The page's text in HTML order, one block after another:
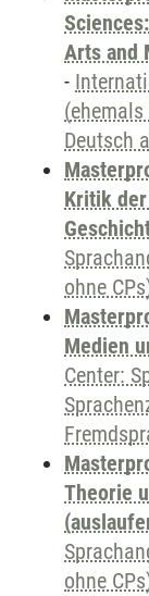
Arts and
-
(ehemals
Deutsch
Kritik
ohne
Medien
Center:
Theorie
ohne